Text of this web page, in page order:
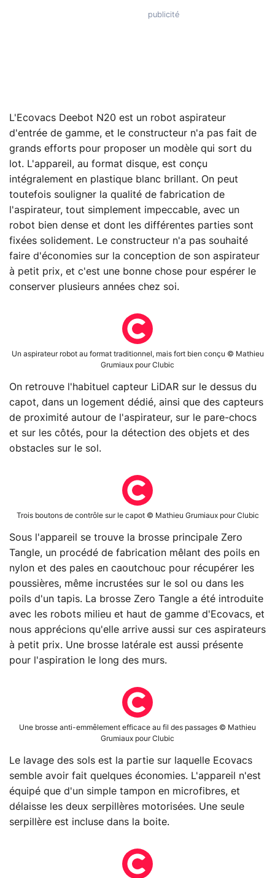
L'Ecovacs Deebot N20 est un robot aspirateur
d'entrée de gamme, et le constructeur n'a pas fait de
grands efforts pour proposer un modèle qui sort du
lot. L'appareil, au format disque, est conçu
intégralement en plastique blanc brillant. On peut
toutefois souligner la qualité de fabrication de
l'aspirateur, tout simplement impeccable, avec un
robot bien dense et dont les différentes parties sont
fixées solidement. Le constructeur n'a pas souhaité
faire d'économies sur la conception de son aspirateur
à petit prix, et c'est une bonne chose pour espérer le
conserver plusieurs années chez soi.
Un aspirateur robot au format traditionnel, mais fort bien conçu © Mathieu
Grumiaux pour Clubic
On retrouve l'habituel capteur LiDAR sur le dessus du
capot, dans un logement dédié, ainsi que des capteurs
de proximité autour de l'aspirateur, sur le pare-chocs
et sur les côtés, pour la détection des objets et des
obstacles sur le sol.
Trois boutons de contrôle sur le capot © Mathieu Grumiaux pour Clubic
Sous l'appareil se trouve la brosse principale Zero
Tangle, un procédé de fabrication mêlant des poils en
nylon et des pales en caoutchouc pour récupérer les
poussières, même incrustées sur le sol ou dans les
poils d'un tapis. La brosse Zero Tangle a été introduite
avec les robots milieu et haut de gamme d'Ecovacs, et
nous apprécions qu'elle arrive aussi sur ces aspirateurs
à petit prix. Une brosse latérale est aussi présente
pour l'aspiration le long des murs.
Une brosse anti-emmêlement efficace au fil des passages © Mathieu
Grumiaux pour Clubic
Le lavage des sols est la partie sur laquelle Ecovacs
semble avoir fait quelques économies. L'appareil n'est
équipé que d'un simple tampon en microfibres, et
délaisse les deux serpillères motorisées. Une seule
serpillère est incluse dans la boite.